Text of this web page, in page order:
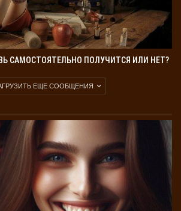
САМОСТОЯТЕЛЬНО ПОЛУЧИТСЯ ИЛИ НЕТ?
ЕЩЕ СООБЩЕНИЯ